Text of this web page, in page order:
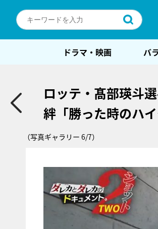
ドラマ・映画 バ
ロッテ・髙部瑛斗
絆「勝った時のハ
（写真ギャラリー 6/7）